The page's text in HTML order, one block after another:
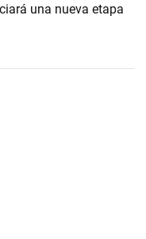
una nueva etapa